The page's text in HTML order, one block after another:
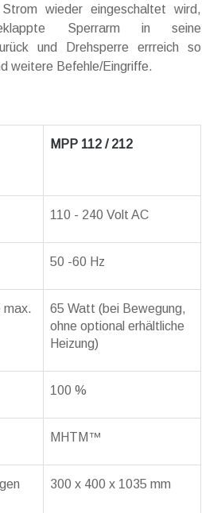
wieder eingeschaltet wird,
Sperrarm in seine
und Drehsperre errreich so
weitere Befehle/Eingriffe.
MPP 112 / 212
110 - 240 Volt AC
50 -60 Hz
max.
65 Watt (bei Bewegung,
ohne optional erhältliche
Heizung)
100 %
MHTM™
300 x 400 x 1035 mm